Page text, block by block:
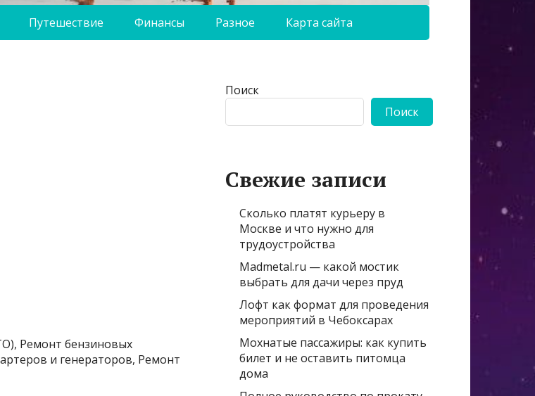
Путешествие Финансы Разное Карта сайта
Ремонт бензиновых
и генераторов, Ремонт
Поиск
Поиск
Свежие записи
Сколько платят курьеру в
Москве и что нужно для
трудоустройства
Madmetal.ru — какой мостик
выбрать для дачи через пруд
Лофт как формат для проведения
мероприятий в Чебоксарах
Мохнатые пассажиры: как купить
билет и не оставить питомца
дома